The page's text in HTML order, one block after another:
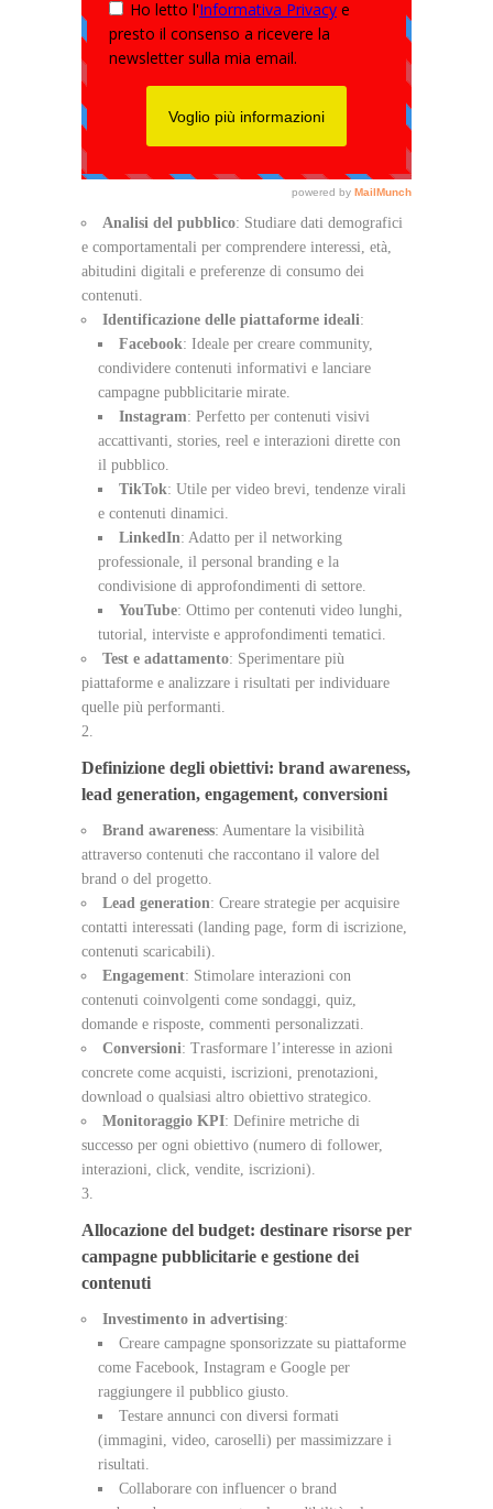
Analisi del pubblico: Studiare dati demografici
e comportamentali per comprendere interessi, età,
abitudini digitali e preferenze di consumo dei
contenuti.
Identificazione delle piattaforme ideali:
Facebook: Ideale per creare community,
condividere contenuti informativi e lanciare
campagne pubblicitarie mirate.
Instagram: Perfetto per contenuti visivi
accattivanti, stories, reel e interazioni dirette con
il pubblico.
TikTok: Utile per video brevi, tendenze virali
e contenuti dinamici.
LinkedIn: Adatto per il networking
professionale, il personal branding e la
condivisione di approfondimenti di settore.
YouTube: Ottimo per contenuti video lunghi,
tutorial, interviste e approfondimenti tematici.
Test e adattamento: Sperimentare più
piattaforme e analizzare i risultati per individuare
quelle più performanti.
Definizione degli obiettivi: brand awareness,
lead generation, engagement, conversioni
Brand awareness: Aumentare la visibilità
attraverso contenuti che raccontano il valore del
brand o del progetto.
Lead generation: Creare strategie per acquisire
contatti interessati (landing page, form di iscrizione,
contenuti scaricabili).
Engagement: Stimolare interazioni con
contenuti coinvolgenti come sondaggi, quiz,
domande e risposte, commenti personalizzati.
Conversioni: Trasformare l’interesse in azioni
concrete come acquisti, iscrizioni, prenotazioni,
download o qualsiasi altro obiettivo strategico.
Monitoraggio KPI: Definire metriche di
successo per ogni obiettivo (numero di follower,
interazioni, click, vendite, iscrizioni).
Allocazione del budget: destinare risorse per
campagne pubblicitarie e gestione dei
contenuti
Investimento in advertising:
Creare campagne sponsorizzate su piattaforme
come Facebook, Instagram e Google per
raggiungere il pubblico giusto.
Testare annunci con diversi formati
(immagini, video, caroselli) per massimizzare i
risultati.
Collaborare con influencer o brand